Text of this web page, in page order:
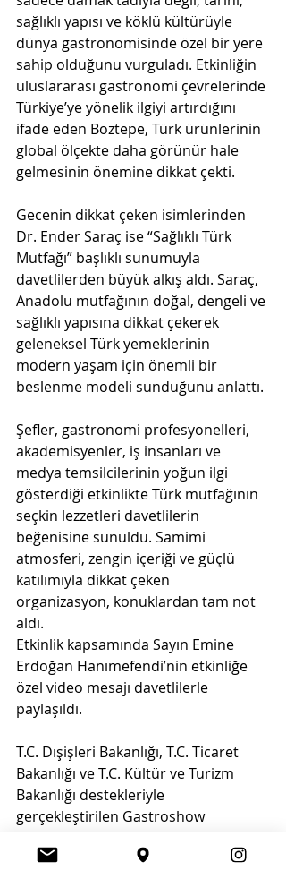
sağlıklı yapısı ve köklü kültürüyle
dünya gastronomisinde özel bir yere
sahip olduğunu vurguladı. Etkinliğin
uluslararası gastronomi çevrelerinde
Türkiye’ye yönelik ilgiyi artırdığını
ifade eden Boztepe, Türk ürünlerinin
global ölçekte daha görünür hale
gelmesinin önemine dikkat çekti.
Gecenin dikkat çeken isimlerinden
Dr. Ender Saraç ise “Sağlıklı Türk
Mutfağı” başlıklı sunumuyla
davetlilerden büyük alkış aldı. Saraç,
Anadolu mutfağının doğal, dengeli ve
sağlıklı yapısına dikkat çekerek
geleneksel Türk yemeklerinin
modern yaşam için önemli bir
beslenme modeli sunduğunu anlattı.
Şefler, gastronomi profesyonelleri,
akademisyenler, iş insanları ve
medya temsilcilerinin yoğun ilgi
gösterdiği etkinlikte Türk mutfağının
seçkin lezzetleri davetlilerin
beğenisine sunuldu. Samimi
atmosferi, zengin içeriği ve güçlü
katılımıyla dikkat çeken
organizasyon, konuklardan tam not
aldı.
Etkinlik kapsamında Sayın Emine
Erdoğan Hanımefendi’nin etkinliğe
özel video mesajı davetlilerle
paylaşıldı.
T.C. Dışişleri Bakanlığı, T.C. Ticaret
Bakanlığı ve T.C. Kültür ve Turizm
Bakanlığı destekleriyle
gerçekleştirilen Gastroshow
Nepal, Moskova, Romanya, Ukrayna